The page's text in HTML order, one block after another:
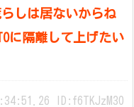
しは居ないからね
に隔離して上げたい
ID:f6TKJzM30